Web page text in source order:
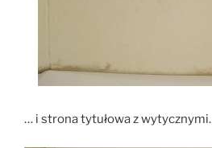
… i strona tytułowa z wytycznymi.